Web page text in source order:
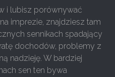
i lubisz porównywać
imprezie, znajdziesz tam
sennikach spadający
dochodów, problemy z
nadzieję. W bardziej
sen ten bywa